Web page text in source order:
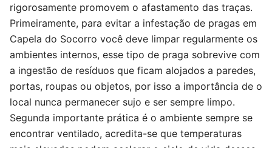
rigorosamente promovem o afastamento das traças.
Primeiramente, para evitar a infestação de pragas em
Capela do Socorro você deve limpar regularmente os
ambientes internos, esse tipo de praga sobrevive com
a ingestão de resíduos que ficam alojados a paredes,
portas, roupas ou objetos, por isso a importância de o
local nunca permanecer sujo e ser sempre limpo.
Segunda importante prática é o ambiente sempre se
encontrar ventilado, acredita-se que temperaturas